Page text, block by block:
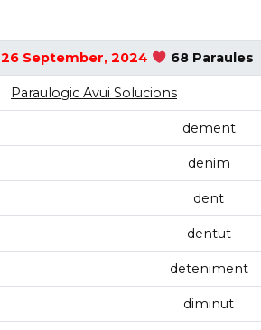
26 September, 2024 68 Paraules
Paraulogic Avui Solucions
dement
denim
dent
dentut
deteniment
diminut